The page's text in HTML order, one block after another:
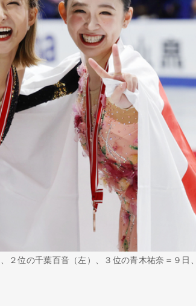
位の千葉百音（左）、３位の青木祐奈＝９日